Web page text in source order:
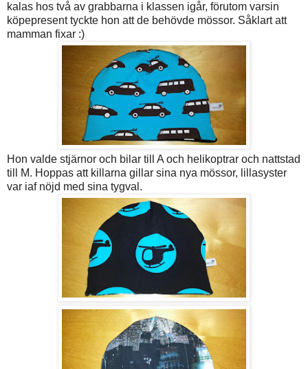
kalas hos två av grabbarna i klassen igår, förutom varsin
köpepresent tyckte hon att de behövde mössor. Såklart att
mamman fixar :)
Hon valde stjärnor och bilar till A och helikoptrar och nattstad
till M. Hoppas att killarna gillar sina nya mössor, lillasyster
var iaf nöjd med sina tygval.